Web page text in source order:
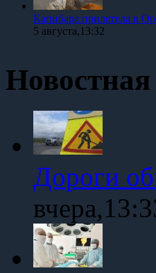
Капибара прилетела в
5 августа,13:32
Дороги